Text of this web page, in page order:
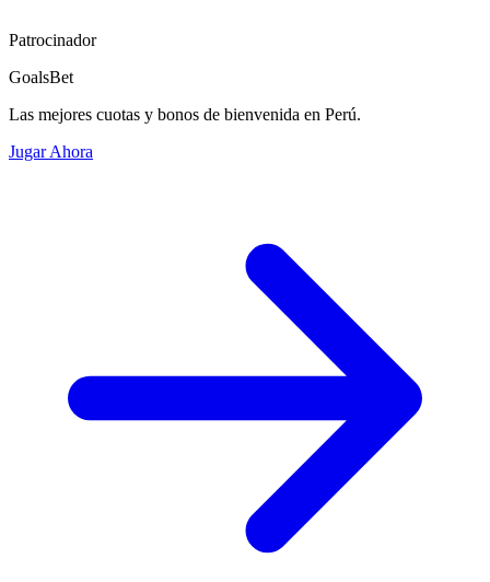
Patrocinador
GoalsBet
Las mejores cuotas y bonos de bienvenida en Perú.
Jugar Ahora